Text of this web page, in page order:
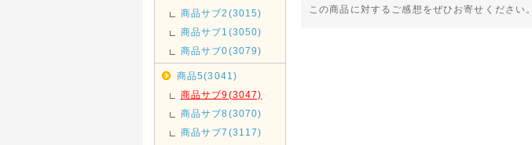
商品サブ2(3015)
商品サブ1(3050)
商品サブ0(3079)
商品5(3041)
商品サブ9(3047)
商品サブ8(3070)
商品サブ7(3117)
この商品に対するご感想をぜひお寄せください。